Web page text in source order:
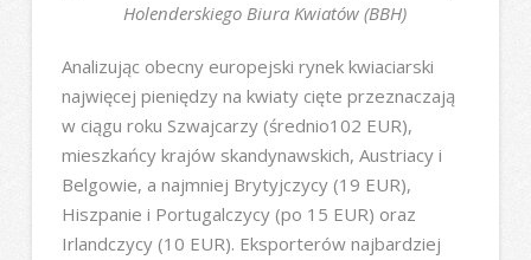
Holenderskiego Biura Kwiatów (BBH)
Analizując obecny europejski rynek kwiaciarski
najwięcej pieniędzy na kwiaty cięte przeznaczają
w ciągu roku Szwajcarzy (średnio102 EUR),
mieszkańcy krajów skandynawskich, Austriacy i
Belgowie, a najmniej Brytyjczycy (19 EUR),
Hiszpanie i Portugalczycy (po 15 EUR) oraz
Irlandczycy (10 EUR). Eksporterów najbardziej